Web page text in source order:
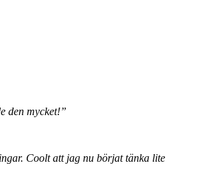
den mycket!”
Coolt att jag nu börjat tänka lite